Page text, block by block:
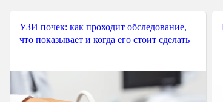
УЗИ почек: как проходит обследование,
что показывает и когда его стоит сделать